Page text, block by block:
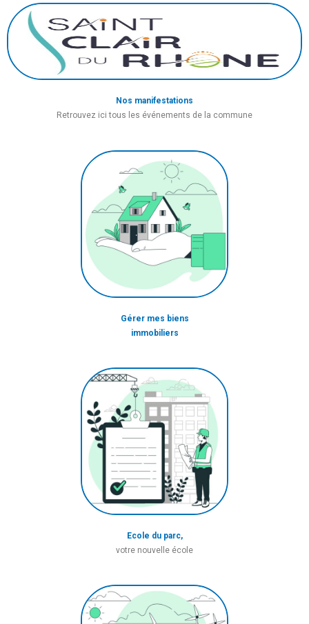
Nos manifestations
Retrouvez ici tous les événements de la commune
Gérer mes biens
immobiliers
Ecole du parc,
votre nouvelle école